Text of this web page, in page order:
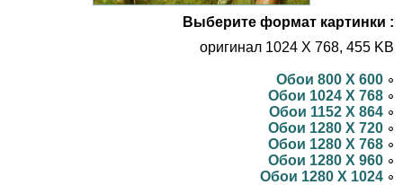
Выберите формат картинки :
оригинал 1024 X 768, 455 KB
Обои 800 X 600
Обои 1024 X 768
Обои 1152 X 864
Обои 1280 X 720
Обои 1280 X 768
Обои 1280 X 960
Обои 1280 X 1024